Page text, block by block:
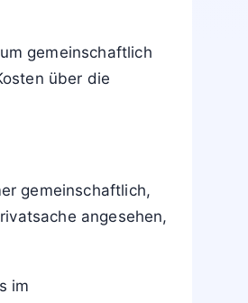
gemeinschaftlich
über die
gemeinschaftlich,
angesehen,
im